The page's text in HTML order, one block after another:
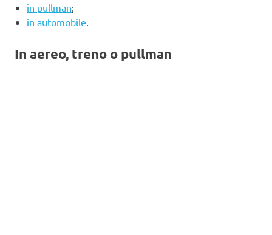
in pullman;
in automobile
In aereo, treno o pullman